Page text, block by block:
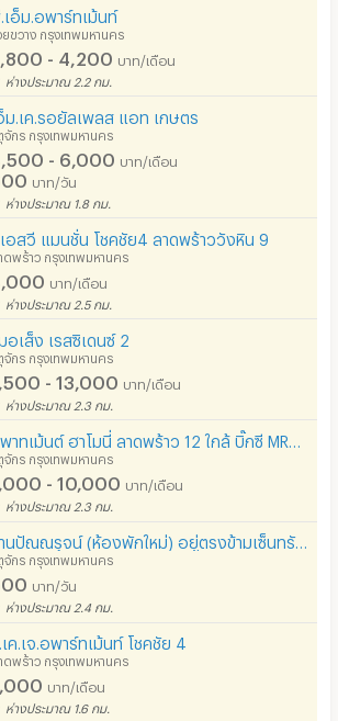
เอ็ม.อพาร์ทเม้นท์
ยขวาง กรุงเทพมหานคร
- 4,200 บาท/เดือน
ห่างประมาณ 2.2 กม.
ม.เค.รอยัลเพลส แอท เกษตร
จักร กรุงเทพมหานคร
- 6,000 บาท/เดือน
บาท/วัน
ห่างประมาณ 1.8 กม.
อสวี แมนชั่น โชคชัย4 ลาดพร้าววังหิน 9
ดพร้าว กรุงเทพมหานคร
บาท/เดือน
ห่างประมาณ 2.5 กม.
อเส็ง เรสซิเดนซ์ 2
จักร กรุงเทพมหานคร
- 13,000 บาท/เดือน
ห่างประมาณ 2.3 กม.
จักร กรุงเทพมหานคร
- 10,000 บาท/เดือน
ห่างประมาณ 2.3 กม.
บ้านปัณณรุจน์ (ห้องพักใหม่) อยู่ตรงข้ามเซ็นทรัลลาดพร้าว
จักร กรุงเทพมหานคร
บาท/วัน
ห่างประมาณ 2.4 กม.
เค.เจ.อพาร์ทเม้นท์ โชคชัย 4
ดพร้าว กรุงเทพมหานคร
บาท/เดือน
ห่างประมาณ 1.6 กม.